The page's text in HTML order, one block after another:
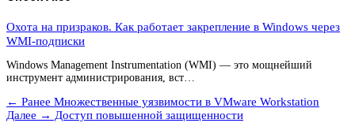
Охота на призраков. Как работает закрепление в Windows через
WMI-подписки
Windows Management Instrumentation (WMI) — это мощнейший
инструмент администрирования, вст…
← Ранее Множественные уязвимости в VMware Workstation
Далее → Доступ повышенной защищенности